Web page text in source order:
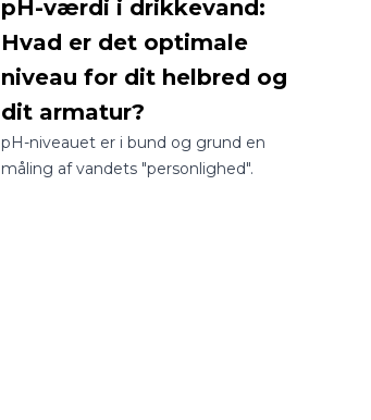
pH-værdi i drikkevand:
Hvad er det optimale
niveau for dit helbred og
dit armatur?
pH-niveauet er i bund og grund en
måling af vandets "personlighed".